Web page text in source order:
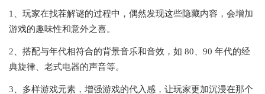
1、玩家在找茬解谜的过程中，偶然发现这些隐藏内容，会增加
游戏的趣味性和意外之喜。
2、搭配与年代相符合的背景音乐和音效，如 80、90 年代的经
典旋律、老式电器的声音等。
3、多样游戏元素，增强游戏的代入感，让玩家更加沉浸在那个